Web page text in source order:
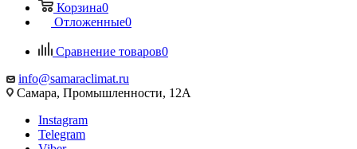
Корзина0
Отложенные0
Сравнение товаров0
info@samaraclimat.ru
Самара, Промышленности, 12А
Instagram
Telegram